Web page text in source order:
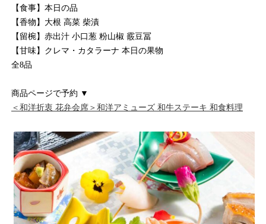
【食事】本日の品
【香物】大根 高菜 柴漬
【留椀】赤出汁 小口葱 粉山椒 霰豆冨
【甘味】クレマ・カタラーナ 本日の果物
全8品
商品ページで予約 ▼
＜和洋折衷 花弁会席＞和洋アミューズ 和牛ステーキ 和食料理